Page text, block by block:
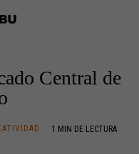
Central de
1 MIN DE LECTURA